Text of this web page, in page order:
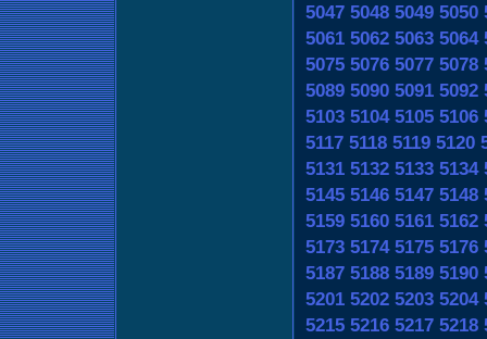
5047 5048 5049 5050
5061 5062 5063 5064
5075 5076 5077 5078
5089 5090 5091 5092
5103 5104 5105 5106
5117 5118 5119 5120
5131 5132 5133 5134
5145 5146 5147 5148
5159 5160 5161 5162
5173 5174 5175 5176
5187 5188 5189 5190
5201 5202 5203 5204
5215 5216 5217 5218